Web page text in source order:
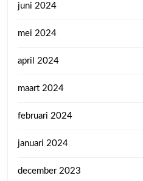
juni 2024
mei 2024
april 2024
maart 2024
februari 2024
januari 2024
december 2023